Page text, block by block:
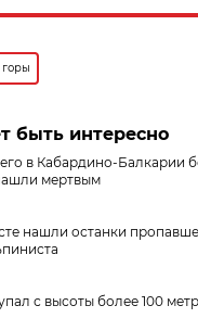
горы
быть интересно
в Кабардино-Балкарии
мертвым
нашли останки
с высоты более 100